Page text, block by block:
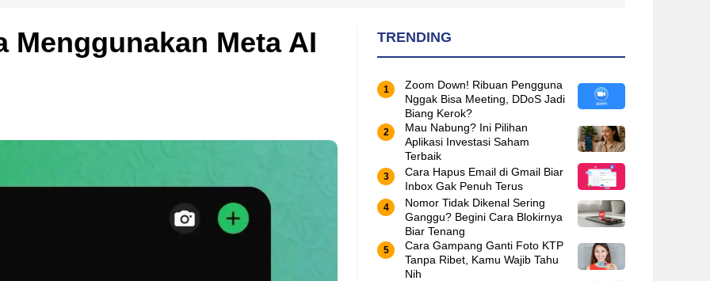
Menggunakan Meta AI
TRENDING
Zoom Down! Ribuan Pengguna
Nggak Bisa Meeting, DDoS Jadi
Biang Kerok?
Mau Nabung? Ini Pilihan
Aplikasi Investasi Saham
Terbaik
Cara Hapus Email di Gmail Biar
Inbox Gak Penuh Terus
Nomor Tidak Dikenal Sering
Ganggu? Begini Cara Blokirnya
Biar Tenang
Cara Gampang Ganti Foto KTP
Tanpa Ribet, Kamu Wajib Tahu
Nih